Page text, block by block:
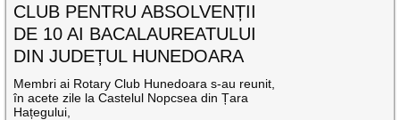
CLUB PENTRU ABSOLVENȚII
DE 10 AI BACALAUREATULUI
DIN JUDEȚUL HUNEDOARA
Membri ai Rotary Club Hunedoara s-au reunit,
în acete zile la Castelul Nopcsea din Țara
Hațegului,